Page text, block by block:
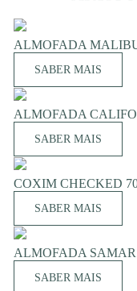
ALMOFADA
SABER MAIS
ALMOFADA
SABER MAIS
COXIM CHECKED
SABER MAIS
ALMOFADA SAMAR
SABER MAIS